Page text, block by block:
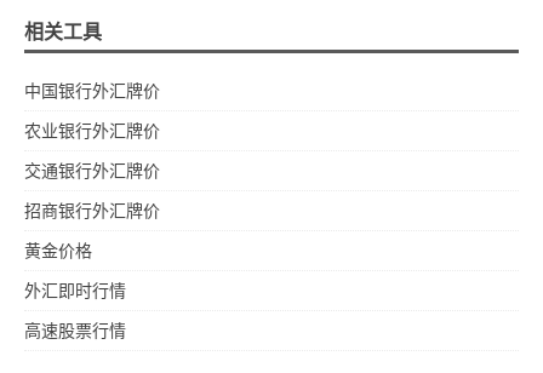
相关工具
中国银行外汇牌价
农业银行外汇牌价
交通银行外汇牌价
招商银行外汇牌价
黄金价格
外汇即时行情
高速股票行情